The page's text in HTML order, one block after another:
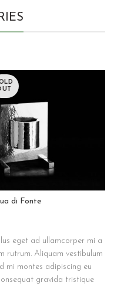
di Fonte
eget ad ullamcorper mi a
rutrum. Aliquam vestibulum
mi montes adipiscing eu
gravida tristique